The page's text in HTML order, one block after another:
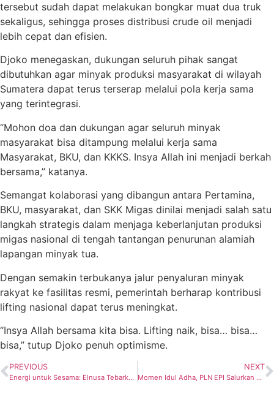
tersebut sudah dapat melakukan bongkar muat dua truk
sekaligus, sehingga proses distribusi crude oil menjadi
lebih cepat dan efisien.
Djoko menegaskan, dukungan seluruh pihak sangat
dibutuhkan agar minyak produksi masyarakat di wilayah
Sumatera dapat terus terserap melalui pola kerja sama
yang terintegrasi.
“Mohon doa dan dukungan agar seluruh minyak
masyarakat bisa ditampung melalui kerja sama
Masyarakat, BKU, dan KKKS. Insya Allah ini menjadi berkah
bersama,” katanya.
Semangat kolaborasi yang dibangun antara Pertamina,
BKU, masyarakat, dan SKK Migas dinilai menjadi salah satu
langkah strategis dalam menjaga keberlanjutan produksi
migas nasional di tengah tantangan penurunan alamiah
lapangan minyak tua.
Dengan semakin terbukanya jalur penyaluran minyak
rakyat ke fasilitas resmi, pemerintah berharap kontribusi
lifting nasional dapat terus meningkat.
“Insya Allah bersama kita bisa. Lifting naik, bisa… bisa…
bisa,” tutup Djoko penuh optimisme.
PREVIOUS
Energi untuk Sesama: Elnusa Tebarkan Semangat Kurban dan Harapan di Momen Iduladha 1447 H
NEXT
Momen Idul Adha, PLN EPI Salurkan Daging Kurban ke Wilayah 3T